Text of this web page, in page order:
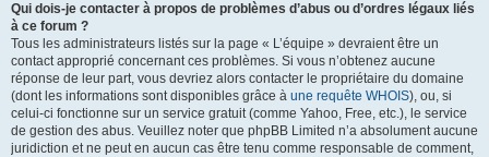
Qui dois-je contacter à propos de problèmes d’abus ou d’ordres légaux liés
à ce forum ?
Tous les administrateurs listés sur la page « L’équipe » devraient être un
contact approprié concernant ces problèmes. Si vous n’obtenez aucune
réponse de leur part, vous devriez alors contacter le propriétaire du domaine
(dont les informations sont disponibles grâce à une requête WHOIS), ou, si
celui-ci fonctionne sur un service gratuit (comme Yahoo, Free, etc.), le service
de gestion des abus. Veuillez noter que phpBB Limited n’a absolument aucune
juridiction et ne peut en aucun cas être tenu comme responsable de comment,